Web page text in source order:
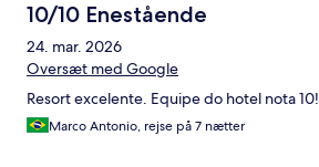
10/10 Enestående
24. mar. 2026
Oversæt med Google
Resort excelente. Equipe do hotel nota 10!
Marco Antonio, rejse på 7 nætter